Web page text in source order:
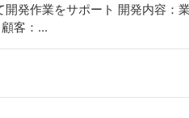
開発作業をサポート 開発内容：
客：...